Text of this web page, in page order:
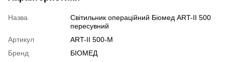
Назва
Світильник операційний Біомед ART-II 500
пересувний
Артикул
ART-II 500-M
Бренд
БІОМЕД